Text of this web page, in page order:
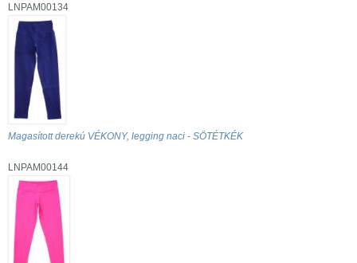
LNPAM00134
Magasított derekú VÉKONY, legging naci - SÖTÉTKÉK
LNPAM00144